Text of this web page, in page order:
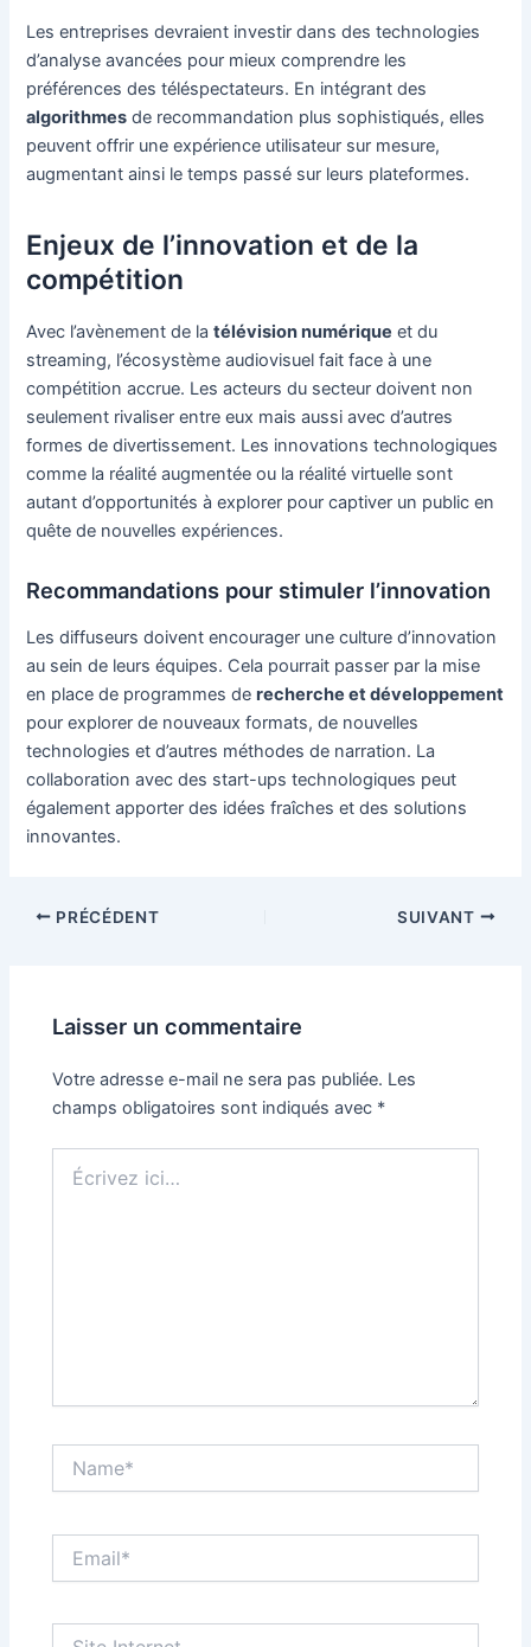
Les entreprises devraient investir dans des technologies
d’analyse avancées pour mieux comprendre les
préférences des téléspectateurs. En intégrant des
algorithmes de recommandation plus sophistiqués, elles
peuvent offrir une expérience utilisateur sur mesure,
augmentant ainsi le temps passé sur leurs plateformes.
Enjeux de l’innovation et de la
compétition
Avec l’avènement de latélévision numérique et du
streaming, l’écosystème audiovisuel fait face à une
compétition accrue. Les acteurs du secteur doivent non
seulement rivaliser entre eux mais aussi avec d’autres
formes de divertissement. Les innovations technologiques
comme la réalité augmentée ou la réalité virtuelle sont
autant d’opportunités à explorer pour captiver un public en
quête de nouvelles expériences.
Recommandations pour stimuler l’innovation
Les diffuseurs doivent encourager une culture d’innovation
au sein de leurs équipes. Cela pourrait passer par la mise
en place de programmes derecherche et développement
pour explorer de nouveaux formats, de nouvelles
technologies et d’autres méthodes de narration. La
collaboration avec des start-ups technologiques peut
également apporter des idées fraîches et des solutions
innovantes.
NavigationPRÉCÉDENT SUIVANT
Laisser un commentaire
Votre adresse e-mail ne sera pas publiée. Les
champs obligatoires sont indiqués avec *
ici…